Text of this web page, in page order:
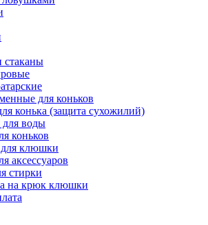
стаканы
для коньков
конька (защита сухожилий)
для воды
коньков
для клюшки
аксессуаров
стирки
на крюк клюшки